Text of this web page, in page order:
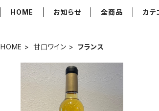
HOME お知らせ 全商品 カテ
HOME 甘口ワイン フランス